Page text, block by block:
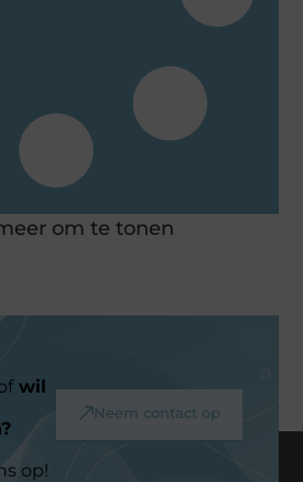
om te tonen
wil
op!
Neem contact op